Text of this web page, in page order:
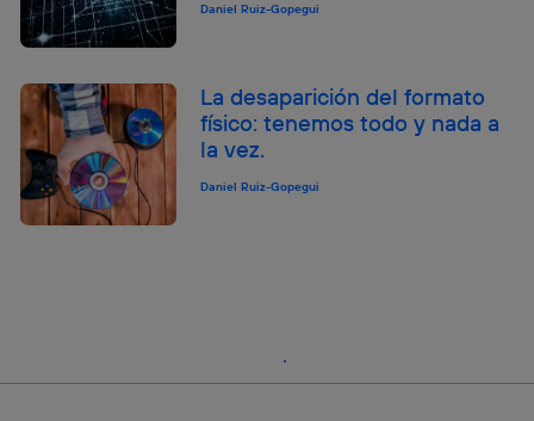
Daniel Ruiz-Gopegui
La desaparición del formato
físico: tenemos todo y nada a
la vez.
Daniel Ruiz-Gopegui